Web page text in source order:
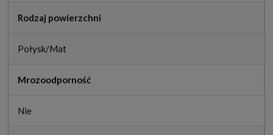
Rodzaj powierzchni
Połysk/Mat
Mrozoodporność
Nie